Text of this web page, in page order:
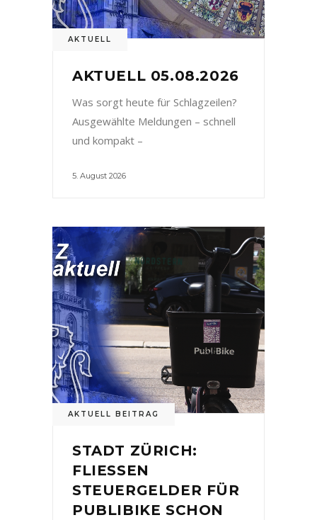
AKTUELL
AKTUELL 05.08.2026
Was sorgt heute für Schlagzeilen?
Ausgewählte Meldungen – schnell
und kompakt –
5. August 2026
AKTUELL BEITRAG
STADT ZÜRICH:
FLIESSEN
STEUERGELDER FÜR
PUBLIBIKE SCHON